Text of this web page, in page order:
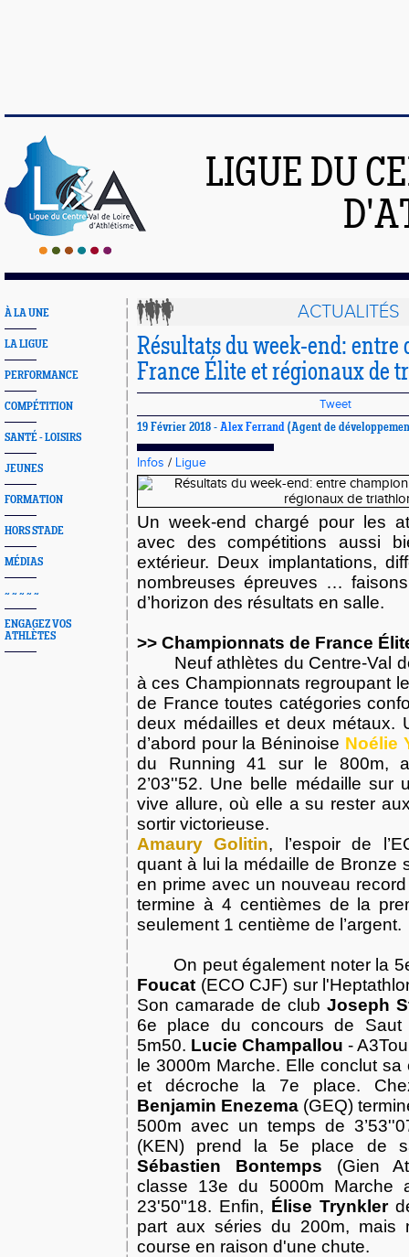
LIGUE DU
À LA UNE
LA LIGUE
PERFORMANCE
COMPÉTITION
SANTÉ - LOISIRS
JEUNES
FORMATION
HORS STADE
MÉDIAS
~ ~ ~ ~ ~
ENGAGEZ VOS
ATHLÈTES
ACTUALITÉS
Résultats du week-end: entre
France Élite et régionaux de
Tweet
19 Février 2018 - Alex Ferrand (Agent de
Infos / Ligue
Un week-end chargé pour les
avec des compétitions aussi
extérieur. Deux implantations,
nombreuses épreuves …
d’horizon des résultats en salle.
>> Championnats de France
Neuf athlètes du Centre-Val
à ces Championnats regroupant
de France toutes catégories
deux médailles et deux métaux.
d’abord pour la Béninoise Noélie
du Running 41 sur le 800m,
2’03''52. Une belle médaille sur
vive allure, où elle a su rester
sortir victorieuse.
Amaury Golitin, l’espoir de
quant à lui la médaille de Bronze
en prime avec un nouveau record
termine à 4 centièmes de la
seulement 1 centième de l’argent.
On peut également noter la
Foucat (ECO CJF) sur
Son camarade de club Joseph
6e place du concours de
5m50. Lucie Champallou -
le 3000m Marche. Elle conclut sa
et décroche la 7e place.
Benjamin Enezema (GEQ)
500m avec un temps de
(KEN) prend la 5e place de
Sébastien Bontemps (Gien
classe 13e du 5000m Marche
23'50"18. Enfin, Élise Trynkler
part aux séries du 200m, mais
course en raison d'une chute.